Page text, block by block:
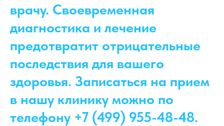
врачу. Своевременная
диагностика и лечение
предотвратит отрицательные
последствия для вашего
здоровья. Записаться на прием
в нашу клинику можно по
телефону +7 (499) 955-48-48.